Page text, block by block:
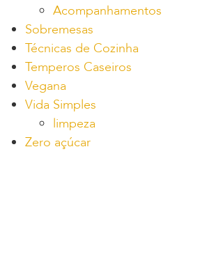
Acompanhamentos
Sobremesas
Técnicas de Cozinha
Temperos Caseiros
Vegana
Vida Simples
limpeza
Zero açúcar